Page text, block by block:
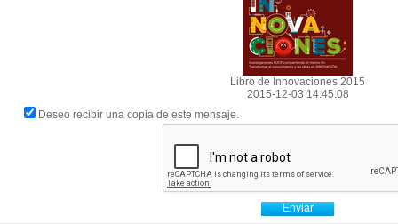
Libro de Innovaciones 2015
2015-12-03 14:45:08
Deseo recibir una copia de este mensaje.